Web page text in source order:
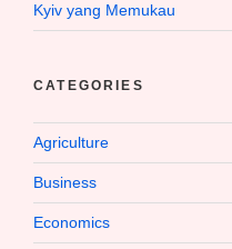
Kyiv yang Memukau
CATEGORIES
Agriculture
Business
Economics